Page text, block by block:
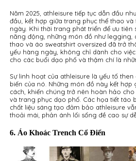
Năm 2025, athleisure tiếp tục dẫn đầu
đầu, kết hợp giữa trang phục thể thao
ngày. Khi thời trang phát triển để ưu tiên
năng động, những món đồ như legging,
thao và áo sweatshirt oversized đã trở
yếu hàng ngày, không chỉ dành cho
cho các buổi dạo phố và thậm chí là
Sự linh hoạt của athleisure là yếu tố
biến của nó. Những món đồ này kết hợp
cách, khiến chúng trở nên hoàn hảo
và trang phục dạo phố. Các họa tiết táo
chất liệu sáng tạo đảm bảo athleisure
thoải mái, phản ánh lối sống đề cao sự
6. Áo Khoác Trench Cổ Điển